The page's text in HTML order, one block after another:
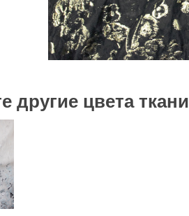
другие цвета ткани